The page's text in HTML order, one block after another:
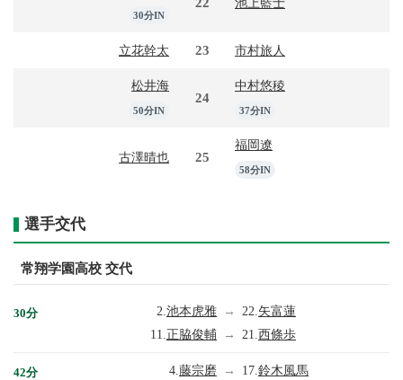
30分IN
立花幹太 23 市村旅人
松井海
50分IN
24
中村悠稜
37分IN
古澤晴也 25
福岡遼
58分IN
選手交代
常翔学園高校 交代
30分 2. 池本虎雅 → 22. 矢富蓮
11. 正脇俊輔 → 21. 西條歩
42分 4. 藤宗磨 → 17. 鈴木風馬